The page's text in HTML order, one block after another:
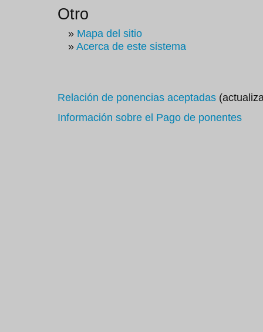
Otro
» Mapa del sitio
»Acerca de este sistema
Relación de ponencias aceptadas
Información sobre el Pago de ponentes